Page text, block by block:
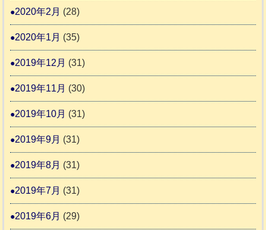
2020年2月 (28)
2020年1月 (35)
2019年12月 (31)
2019年11月 (30)
2019年10月 (31)
2019年9月 (31)
2019年8月 (31)
2019年7月 (31)
2019年6月 (29)